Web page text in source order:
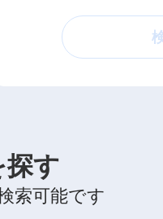
す
索可能です